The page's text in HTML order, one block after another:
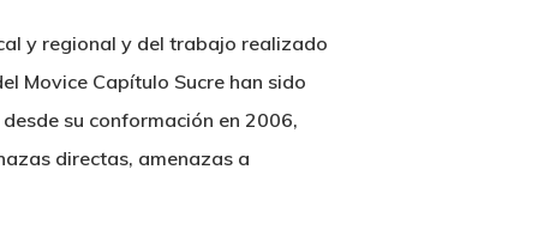
y regional y del trabajo realizado
Movice Capítulo Sucre han sido
su conformación en 2006,
directas, amenazas a